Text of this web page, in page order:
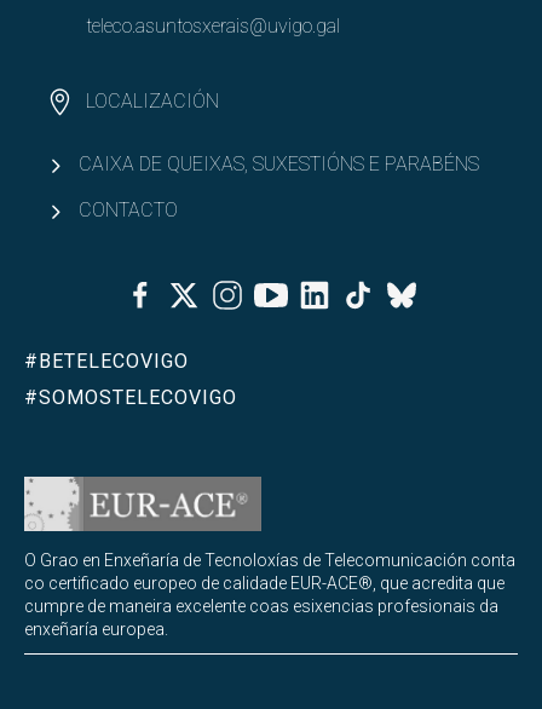
teleco.asuntosxerais@uvigo.gal
LOCALIZACIÓN
CAIXA DE QUEIXAS, SUXESTIÓNS E PARABÉNS
CONTACTO
FacebookTwitterInstagramYoutubeLinkedinTiktok
Bluesky
#BETELECOVIGO
#SOMOSTELECOVIGO
O Grao en Enxeñaría de Tecnoloxías de Telecomunicación conta
co certificado europeo de calidade EUR-ACE®, que acredita que
cumpre de maneira excelente coas esixencias profesionais da
enxeñaría europea.